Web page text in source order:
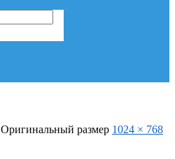
Оригинальный размер 1024 × 768